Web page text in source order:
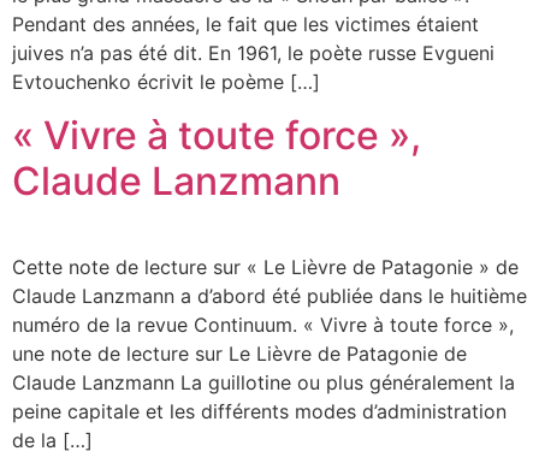
Pendant des années, le fait que les victimes étaient
juives n’a pas été dit. En 1961, le poète russe Evgueni
Evtouchenko écrivit le poème […]
« Vivre à toute force »,
Claude Lanzmann
Cette note de lecture sur « Le Lièvre de Patagonie » de
Claude Lanzmann a d’abord été publiée dans le huitième
numéro de la revue Continuum. « Vivre à toute force »,
une note de lecture sur Le Lièvre de Patagonie de
Claude Lanzmann La guillotine ou plus généralement la
peine capitale et les différents modes d’administration
de la […]